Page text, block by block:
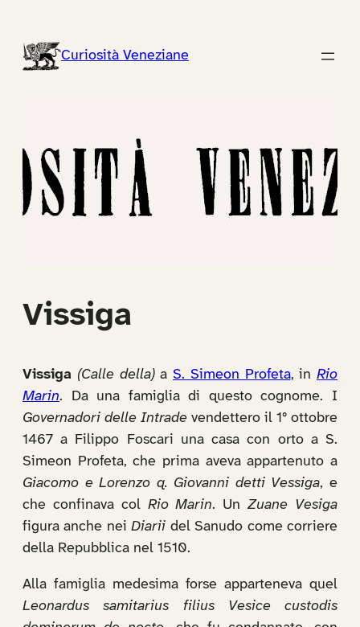
contenutoCuriosità Veneziane
Vissiga
Vissiga (Calle della)a S. Simeon Profeta, in Rio
Marin. Da una famiglia di questo cognome. I
Governadori delle Intrade vendettero il 1° ottobre
1467 a Filippo Foscari una casa con orto a S.
Simeon Profeta, che prima aveva appartenuto a
Giacomo e Lorenzo q. Giovanni detti Vessiga, e
che confinava col Rio Marin. UnZuane Vesiga
figura anche neiDiarii del Sanudo come corriere
della Repubblica nel 1510.
Alla famiglia medesima forse apparteneva quel
Leonardus samitarius filius Vesice custodis